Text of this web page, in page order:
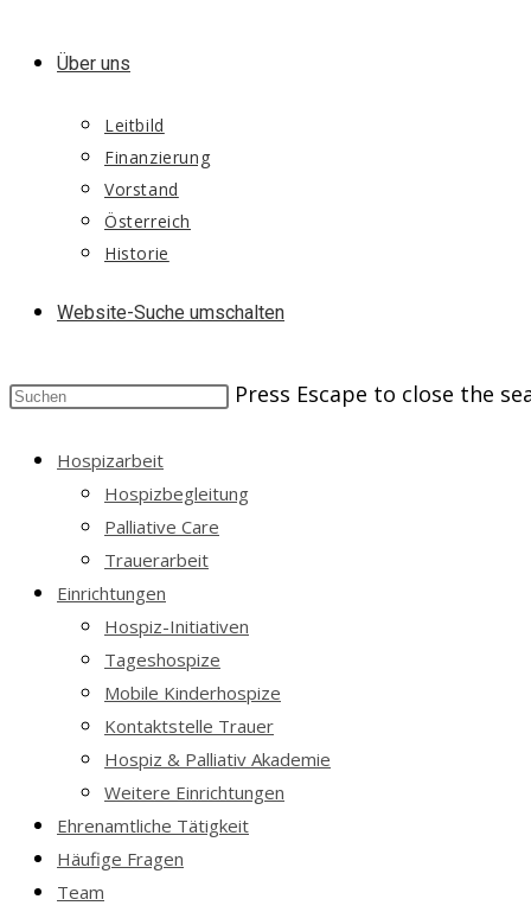
Über uns
Leitbild
Finanzierung
Vorstand
Österreich
Historie
Website-Suche umschalten
Press Escape to close the
Hospizarbeit
Hospizbegleitung
Palliative Care
Trauerarbeit
Einrichtungen
Hospiz-Initiativen
Tageshospize
Mobile Kinderhospize
Kontaktstelle Trauer
Hospiz & Palliativ Akademie
Weitere Einrichtungen
Ehrenamtliche Tätigkeit
Häufige Fragen
Team